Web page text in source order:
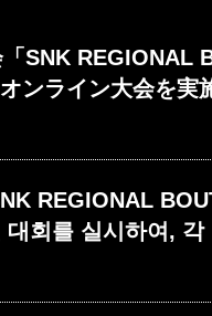
「SNK REGIONAL
ンライン大会を実
REGIONAL
회를 실시하여, 각